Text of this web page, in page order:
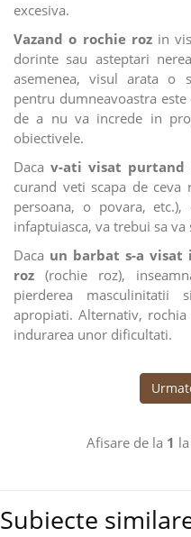
excesiva.
Vazand o rochie rozin vis
dorinte sau asteptari
asemenea, visul arata o
pentru dumneavoastra
de a nu va increde in
obiectivele.
Dacav-ati visat purtand
curand veti scapa de ceva
persoana, o povara,
infaptuiasca, va trebui sa
Daca un barbat s-a visat
roz (rochie roz),
pierderea
apropiati. Alternativ,
indurarea unor dificultati.
Afisare de la 1 la
Subiecte